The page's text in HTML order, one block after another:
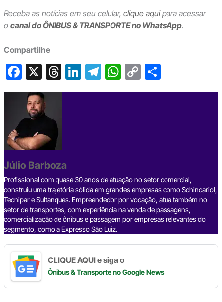
Receba as notícias em seu celular, clique aquipara acessar
o canal do ÔNIBUS & TRANSPORTE no WhatsApp.
Compartilhe
F
a
c
e
b
o
o
k
X T
hr
s
Li
n
T
el
W
h
C
o
S
h
Júlio Barboza
Profissional com quase 30 anos de atuação no setor comercial,
construiu uma trajetória sólida em grandes empresas como Schincariol,
Tecnipar e Sultanques. Empreendedor por vocação, atua também no
setor de transportes, com experiência na venda de passagens,
comercialização de ônibus e passagem por empresas relevantes do
segmento, como a Expresso São Luiz.
CLIQUE AQUI e siga o
Ônibus & Transporteno Google News